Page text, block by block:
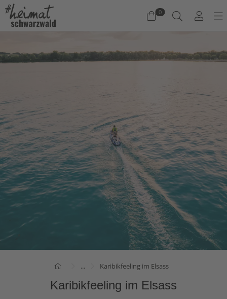
0
Warenkorb
... Karibikfeeling im Elsass
Karibikfeeling im Elsass